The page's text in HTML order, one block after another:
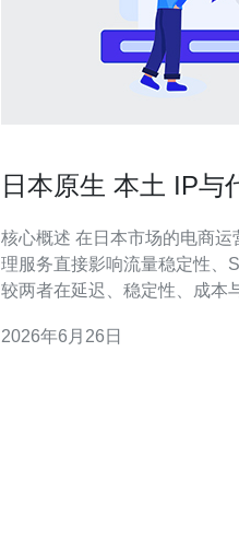
日本原生 本土 IP与
核心概述 在日本市场的电商
理服务直接影响流量稳定性、
较两者在延迟、稳定性、成本
术要点给出落地建议。对于需
2026年6月26日